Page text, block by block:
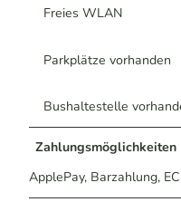
Freies WLAN
Parkplätze vorhanden
Bushaltestelle
Zahlungsmöglichkeiten
ApplePay, Barzahlung,